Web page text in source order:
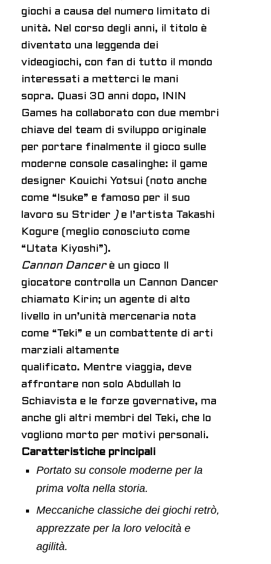
giochi a causa del numero limitato di
unità. Nel corso degli anni, il titolo è
diventato una leggenda dei
videogiochi, con fan di tutto il mondo
interessati a metterci le mani
sopra. Quasi 30 anni dopo, ININ
Games ha collaborato con due membri
chiave del team di sviluppo originale
per portare finalmente il gioco sulle
moderne console casalinghe: il game
designer Kouichi Yotsui (noto anche
come “Isuke” e famoso per il suo
lavoro su Strider )e l’artista Takashi
Kogure (meglio conosciuto come
“Utata Kiyoshi”).
Cannon Dancerè un gioco
giocatore controlla un Cannon Dancer
chiamato Kirin; un agente di alto
livello in un’unità mercenaria nota
come “Teki” e un combattente di arti
marziali altamente
qualificato. Mentre viaggia, deve
affrontare non solo Abdullah lo
Schiavista e le forze governative, ma
anche gli altri membri del Teki, che lo
vogliono morto per motivi personali.
Caratteristiche principali
Portato su console moderne per la
prima volta nella storia.
Meccaniche classiche dei giochi retrò,
apprezzate per la loro velocità e
agilità.